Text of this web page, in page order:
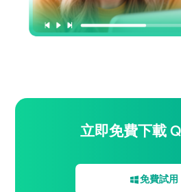
立即免費下載
免費試用